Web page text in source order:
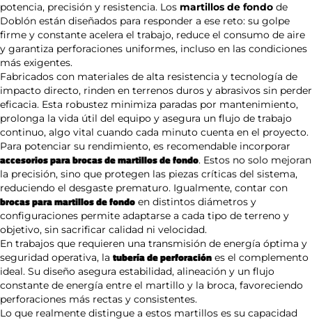
potencia, precisión y resistencia. Los martillos de fondo de
Doblón están diseñados para responder a ese reto: su golpe
firme y constante acelera el trabajo, reduce el consumo de aire
y garantiza perforaciones uniformes, incluso en las condiciones
más exigentes.
Fabricados con materiales de alta resistencia y tecnología de
impacto directo, rinden en terrenos duros y abrasivos sin perder
eficacia. Esta robustez minimiza paradas por mantenimiento,
prolonga la vida útil del equipo y asegura un flujo de trabajo
continuo, algo vital cuando cada minuto cuenta en el proyecto.
Para potenciar su rendimiento, es recomendable incorporar
accesorios para brocas de martillos de fondo. Estos no solo mejoran
la precisión, sino que protegen las piezas críticas del sistema,
reduciendo el desgaste prematuro. Igualmente, contar con
brocas para martillos de fondo en distintos diámetros y
configuraciones permite adaptarse a cada tipo de terreno y
objetivo, sin sacrificar calidad ni velocidad.
En trabajos que requieren una transmisión de energía óptima y
seguridad operativa, la tubería de perforación es el complemento
ideal. Su diseño asegura estabilidad, alineación y un flujo
constante de energía entre el martillo y la broca, favoreciendo
perforaciones más rectas y consistentes.
Lo que realmente distingue a estos martillos es su capacidad